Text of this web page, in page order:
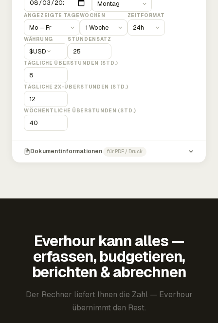
ANGEZEIGTE TAGEWOCHEN ZEITFORMAT
WÄHRUNG
$USD
STUNDENSATZ
TÄGLICHE ÜBERSTUNDEN (STD.)
TÄGLICHE 2X-ÜBERSTUNDEN (STD.)
WÖCHENTLICHE ÜBERSTUNDEN (STD.)
Dokumentinformationen für PDF / Druck
Everhour kann alles —
erfassen, budgetieren,
berichten & abrechnen
Der Rechner liefert Ihnen die Zahl — Everhour
übernimmt den Rest.